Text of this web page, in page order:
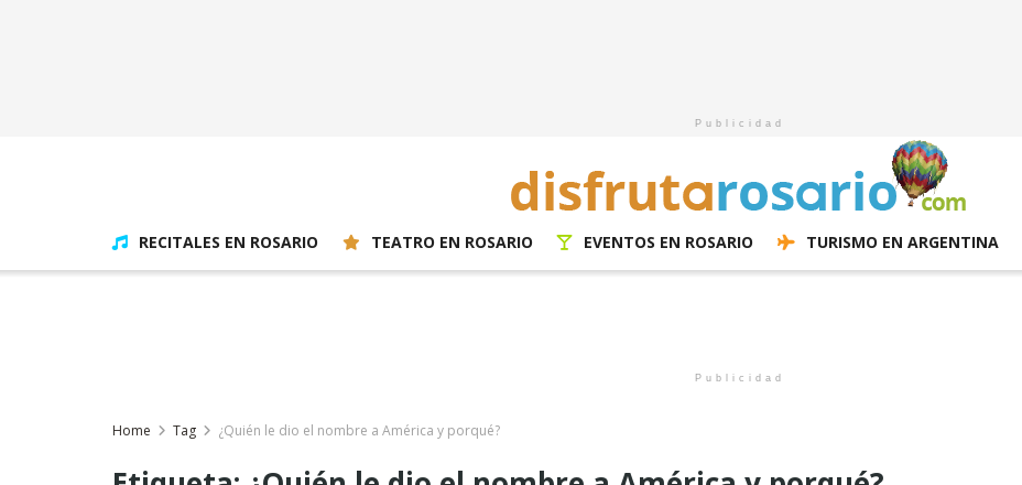
Publicidad
RECITALES EN ROSARIO TEATRO EN ROSARIO EVENTOS EN ROSARIO TURISMO EN ARGENTINA
Publicidad
Home Tag ¿Quién le dio el nombre a América y porqué?